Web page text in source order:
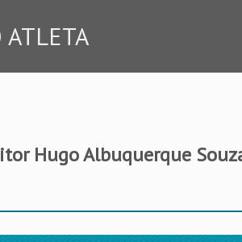
ATLETA
Hugo Albuquerque